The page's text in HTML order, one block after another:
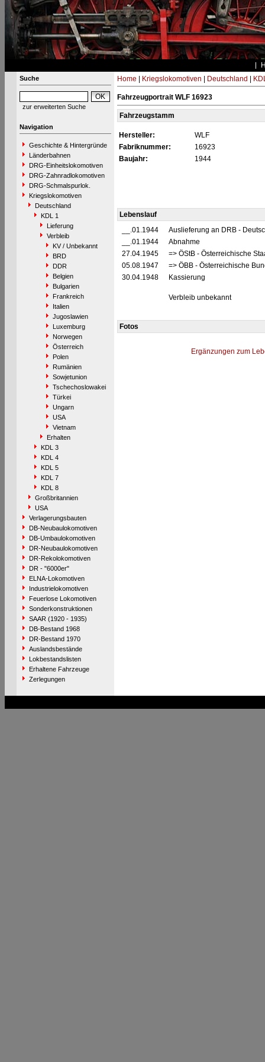
Suche
zur erweiterten Suche
Navigation
Geschichte & Hintergründe
Länderbahnen
DRG-Einheitslokomotiven
DRG-Zahnradlokomotiven
DRG-Schmalspurlok.
Kriegslokomotiven
Deutschland
KDL 1
Lieferung
Verbleib
KV / Unbekannt
BRD
DDR
Belgien
Bulgarien
Frankreich
Italien
Jugoslawien
Luxemburg
Norwegen
Österreich
Polen
Rumänien
Sowjetunion
Tschechoslowakei
Türkei
Ungarn
USA
Vietnam
Erhalten
KDL 3
KDL 4
KDL 5
KDL 7
KDL 8
Großbritannien
USA
Verlagerungsbauten
DB-Neubaulokomotiven
DB-Umbaulokomotiven
DR-Neubaulokomotiven
DR-Rekolokomotiven
DR - "6000er"
ELNA-Lokomotiven
Industrielokomotiven
Feuerlose Lokomotiven
Sonderkonstruktionen
SAAR (1920 - 1935)
DB-Bestand 1968
DR-Bestand 1970
Auslandsbestände
Lokbestandslisten
Erhaltene Fahrzeuge
Zerlegungen
Home Kriegslokomotiven Deutschland
Fahrzeugportrait WLF 16923
Fahrzeugstamm
Hersteller:
WLF
Fabriknummer:
16923
Baujahr:
1944
Lebenslauf
__.01.1944
Auslieferung an DRB -
__.01.1944
Abnahme
27.04.1945
=> ÖStB - Österreichische
05.08.1947
=> ÖBB - Österreichische
30.04.1948
Kassierung
Verbleib unbekannt
Fotos
Ergänzungen zum